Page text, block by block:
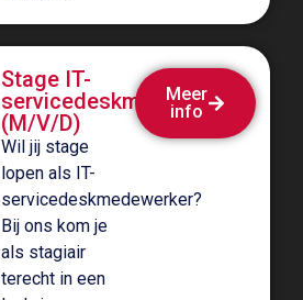
Stage IT-
servicedeskmedewerker
(M/V/D)
Wil jij stage
lopen als IT-
servicedeskmedewerker?
Bij ons kom je
als stagiair
terecht in een
Meer
info